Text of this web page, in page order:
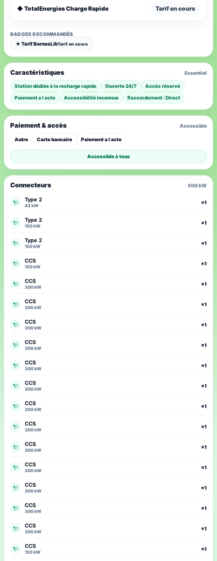
◆ TotalEnergies Charge Rapide Tarif en cours
BADGES RECOMMANDÉS
★ Tarif BornesLibTarif en cours
Caractéristiques Essentiel
Station dédiée à la recharge rapide Ouverte 24/7
Accès réservé
Paiement a l acte
Accessibilité inconnue Raccordement : Direct
Connecteurs 300 kW
🔌 Type 2
43 kW
×1
🔌 Type 2
150 kW
×1
🔌 Type 2
150 kW
×1
🔌 CCS
150 kW
×1
🔌 CCS
300 kW
×1
🔌 CCS
300 kW
×1
🔌 CCS
300 kW
×1
🔌 CCS
300 kW
×1
🔌 CCS
300 kW
×1
🔌 CCS
300 kW
×1
🔌 CCS
300 kW
×1
🔌 CCS
300 kW
×1
🔌 CCS
300 kW
×1
🔌 CCS
300 kW
×1
🔌 CCS
300 kW
×1
🔌 CCS
300 kW
×1
🔌 CCS
300 kW
×1
🔌 CCS
150 kW
×1
Paiement & accès Accessible
Autre Carte bancaire Paiement a l acte
Accessible à tous